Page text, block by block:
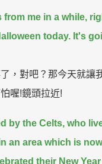
from me in a while,
today. It's
，對吧？那今天就讓
喔!鏡頭拉近!
by the Celts, who
an area which is
their New